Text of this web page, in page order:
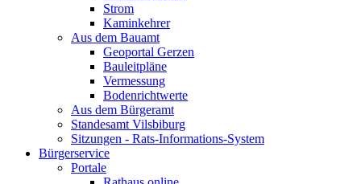
Strom
Kaminkehrer
Aus dem Bauamt
Geoportal Gerzen
Bauleitpläne
Vermessung
Bodenrichtwerte
Aus dem Bürgeramt
Standesamt Vilsbiburg
Sitzungen - Rats-Informations-System
Bürgerservice
Portale